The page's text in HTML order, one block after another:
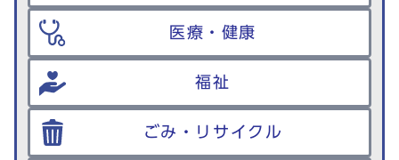
医療・健康
福祉
ごみ・リサイクル